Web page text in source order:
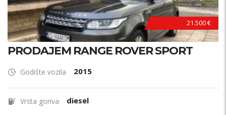
21.500 €
PRODAJEM RANGE ROVER SPORT
Godište vozila 2015
Vrsta goriva diesel